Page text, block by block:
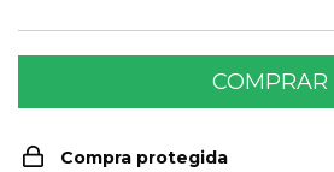
Compra protegida